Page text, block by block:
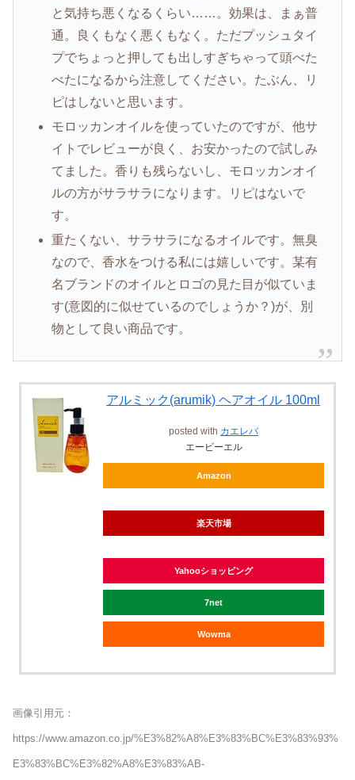
と気持ち悪くなるくらい……。効果は、まぁ普
通。良くもなく悪くもなく。ただプッシュタイ
プでちょっと押しても出しすぎちゃって頭べた
べたになるから注意してください。たぶん、リ
ピはしないと思います。
モロッカンオイルを使っていたのですが、他サ
イトでレビューが良く、お安かったので試しみ
てました。香りも残らないし、モロッカンオイ
ルの方がサラサラになります。リピはないで
す。
重たくない、サラサラになるオイルです。無臭
なので、香水をつける私には嬉しいです。某有
名ブランドのオイルとロゴの見た目が似ていま
す(意図的に似せているのでしょうか？)が、別
物として良い商品です。
アルミック(arumik) ヘアオイル 100ml
posted with カエレバ
エービーエル
Amazon
楽天市場
Yahooショッピング
7net
Wowma
画像引用元：
https://www.amazon.co.jp/%E3%82%A8%E3%83%BC%E3%83%93%
E3%83%BC%E3%82%A8%E3%83%AB-